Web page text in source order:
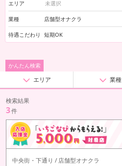
エリア
業種 店舗型オナクラ
待遇こだわり 短期OK
かんたん検索
エリア 業種
検索結果
3件
中央街・下通り / 店舗型オナクラ